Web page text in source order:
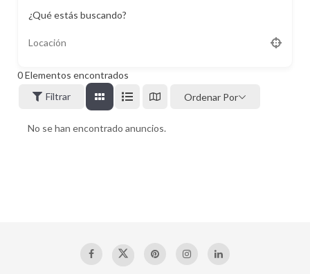
¿Qué estás buscando?
0Elementos encontrados
Filtrar
Ordenar Por
No se han encontrado anuncios.